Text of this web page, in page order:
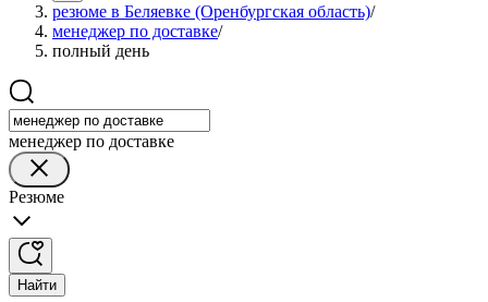
резюме в Беляевке (Оренбургская область)/
менеджер по доставке/
полный день
менеджер по доставке
Резюме
Найти